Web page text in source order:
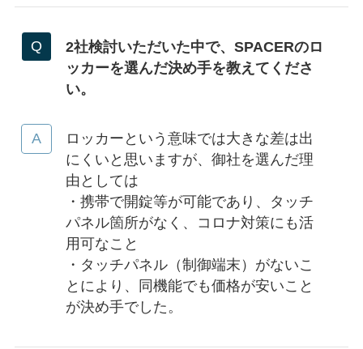
2社検討いただいた中で、SPACERのロ
ッカーを選んだ決め手を教えてくださ
い。
ロッカーという意味では大きな差は出
にくいと思いますが、御社を選んだ理
由としては
・携帯で開錠等が可能であり、タッチ
パネル箇所がなく、コロナ対策にも活
用可なこと
・タッチパネル（制御端末）がないこ
とにより、同機能でも価格が安いこと
が決め手でした。